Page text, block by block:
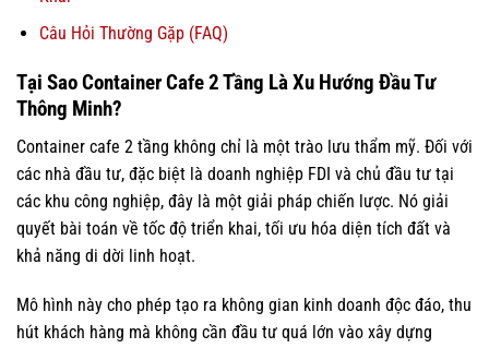
Câu Hỏi Thường Gặp (FAQ)
Tại Sao Container Cafe 2 Tầng Là Xu Hướng Đầu Tư
Thông Minh?
Container cafe 2 tầng không chỉ là một trào lưu thẩm mỹ. Đối với
các nhà đầu tư, đặc biệt là doanh nghiệp FDI và chủ đầu tư tại
các khu công nghiệp, đây là một giải pháp chiến lược. Nó giải
quyết bài toán về tốc độ triển khai, tối ưu hóa diện tích đất và
khả năng di dời linh hoạt.
Mô hình này cho phép tạo ra không gian kinh doanh độc đáo, thu
hút khách hàng mà không cần đầu tư quá lớn vào xây dựng